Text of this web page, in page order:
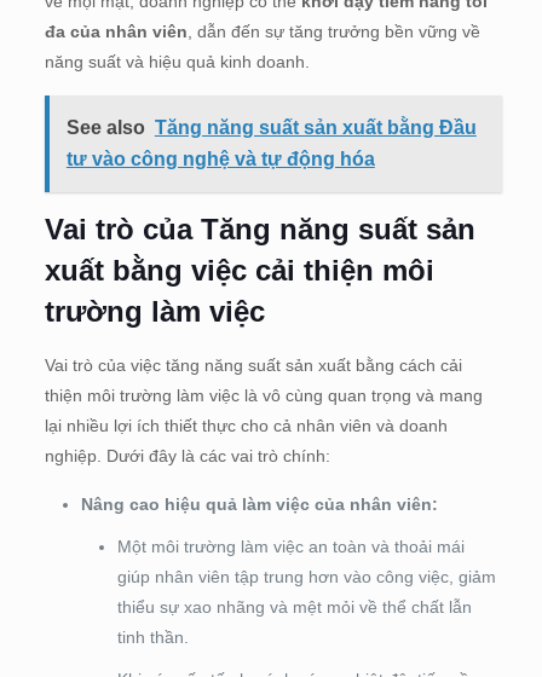
đa của nhân viên, dẫn đến sự tăng trưởng bền vững về
năng suất và hiệu quả kinh doanh.
See also Tăng năng suất sản xuất bằng Đầu
tư vào công nghệ và tự động hóa
Vai trò của Tăng năng suất sản
xuất bằng việc cải thiện môi
trường làm việc
Vai trò của việc tăng năng suất sản xuất bằng cách cải
thiện môi trường làm việc là vô cùng quan trọng và mang
lại nhiều lợi ích thiết thực cho cả nhân viên và doanh
nghiệp. Dưới đây là các vai trò chính:
Nâng cao hiệu quả làm việc của nhân viên:
Một môi trường làm việc an toàn và thoải mái
giúp nhân viên tập trung hơn vào công việc, giảm
thiểu sự xao nhãng và mệt mỏi về thể chất lẫn
tinh thần.